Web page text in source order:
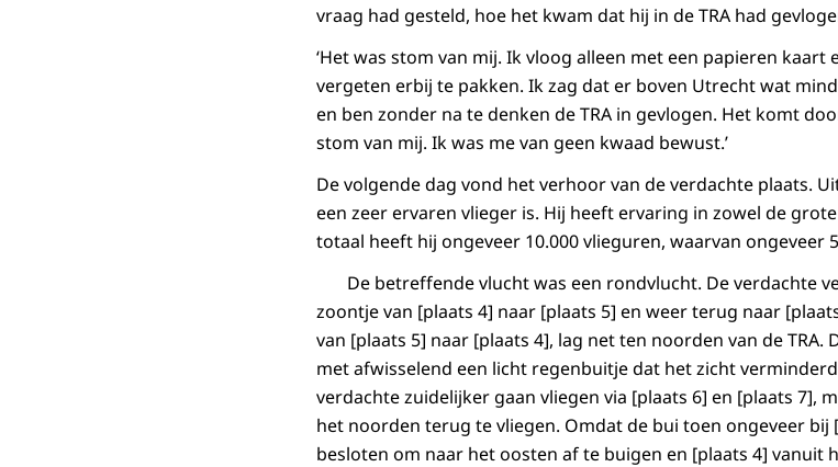
vraag had gesteld, hoe het kwam dat hij in de TRA had
‘Het was stom van mij. Ik vloog alleen met een papieren kaart
vergeten erbij te pakken. Ik zag dat er boven Utrecht wat
en ben zonder na te denken de TRA in gevlogen. Het komt
stom van mij. Ik was me van geen kwaad bewust.’
De volgende dag vond het verhoor van de verdachte plaats.
een zeer ervaren vlieger is. Hij heeft ervaring in zowel de
totaal heeft hij ongeveer 10.000 vlieguren, waarvan ongeveer
De betreffende vlucht was een rondvlucht. De verdachte
zoontje van [plaats 4] naar [plaats 5] en weer terug naar
van [plaats 5] naar [plaats 4], lag net ten noorden van de TRA.
met afwisselend een licht regenbuitje dat het zicht
verdachte zuidelijker gaan vliegen via [plaats 6] en [plaats 7],
het noorden terug te vliegen. Omdat de bui toen ongeveer bij
besloten om naar het oosten af te buigen en [plaats 4] vanuit